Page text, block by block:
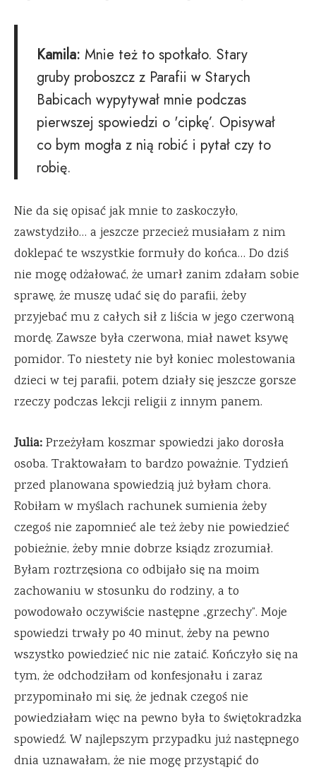
Kamila: Mnie też to spotkało. Stary
gruby proboszcz z Parafii w Starych
Babicach wypytywał mnie podczas
pierwszej spowiedzi o 'cipkę’. Opisywał
co bym mogła z nią robić i pytał czy to
robię.
Nie da się opisać jak mnie to zaskoczyło,
zawstydziło… a jeszcze przecież musiałam z nim
doklepać te wszystkie formuły do końca… Do dziś
nie mogę odżałować, że umarł zanim zdałam sobie
sprawę, że muszę udać się do parafii, żeby
przyjebać mu z całych sił z liścia w jego czerwoną
mordę. Zawsze była czerwona, miał nawet ksywę
pomidor. To niestety nie był koniec molestowania
dzieci w tej parafii, potem działy się jeszcze gorsze
rzeczy podczas lekcji religii z innym panem.
Julia:Przeżyłam koszmar spowiedzi jako dorosła
osoba. Traktowałam to bardzo poważnie. Tydzień
przed planowana spowiedzią już byłam chora.
Robiłam w myślach rachunek sumienia żeby
czegoś nie zapomnieć ale też żeby nie powiedzieć
pobieżnie, żeby mnie dobrze ksiądz zrozumiał.
Byłam roztrzęsiona co odbijało się na moim
zachowaniu w stosunku do rodziny, a to
powodowało oczywiście następne „grzechy”. Moje
spowiedzi trwały po 40 minut, żeby na pewno
wszystko powiedzieć nic nie zataić. Kończyło się na
tym, że odchodziłam od konfesjonału i zaraz
przypominało mi się, że jednak czegoś nie
powiedziałam więc na pewno była to świętokradzka
spowiedź. W najlepszym przypadku już następnego
dnia uznawałam, że nie mogę przystąpić do